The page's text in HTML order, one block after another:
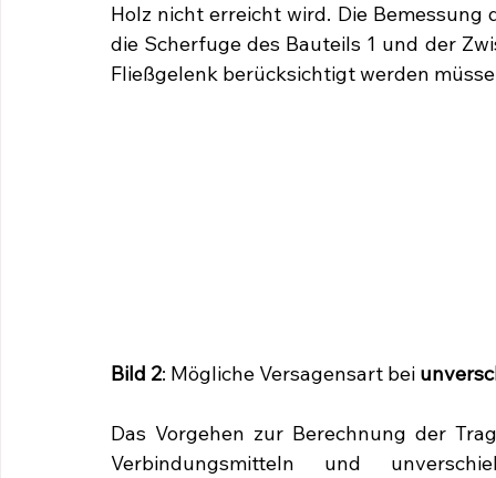
Holz nicht erreicht wird. Die
die Scherfuge des Bauteils 1 und der
Fließgelenk berücksichtigt werden
Bild 2: Mögliche Versagensart bei
Das Vorgehen zur Berechnung der
Verbindungsmitteln und